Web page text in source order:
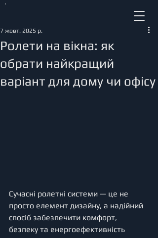
Ролети на вікна: як
обрати найкращий
варіант для дому чи офісу
7 жовт. 2025 р.
Сучасні ролетні системи — це не
просто елемент дизайну, а надійний
спосіб забезпечити комфорт,
безпеку та енергоефективність